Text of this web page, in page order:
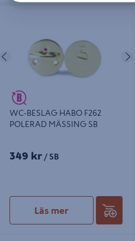
Föregående
WC-BESLAG HABO F262
POLERAD MÄSSING SB
349 kr / SB
Läs mer